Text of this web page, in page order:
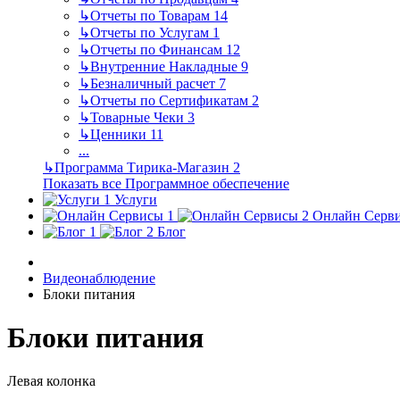
↳Отчеты по Товарам 14
↳Отчеты по Услугам 1
↳Отчеты по Финансам 12
↳Внутренние Накладные 9
↳Безналичный расчет 7
↳Отчеты по Сертификатам 2
↳Товарные Чеки 3
↳Ценники 11
...
↳Программа Тирика-Магазин 2
Показать все Программное обеспечение
Услуги
Онлайн
Блог
Видеонаблюдение
Блоки питания
Блоки питания
Левая колонка